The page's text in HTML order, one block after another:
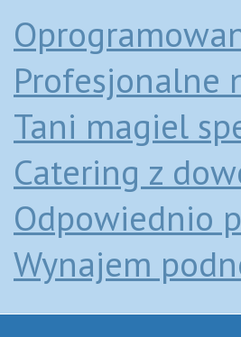
Profesjonalne
Tani magiel
Catering z
Odpowiednio
Wynajem